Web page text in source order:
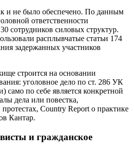
и не было обеспечено. По данным
ответственности
сотрудников силовых структур.
расплывчатые статьи 174
задержанных участников
строится на основании
уголовное дело по ст. 286 УК
само по себе является конкретной
дела или повестка,
протестах, Country Report о практике
Кантар.
и гражданское